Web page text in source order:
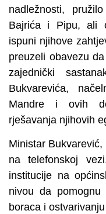
nadležnosti,
Bajrića i Pipu, ali
ispuni njihove
preuzeli obavezu
zajednički
Bukvarevića,
Mandre i ovih
rješavanja njihovih
Ministar
na telefonskoj
institucije na
nivou da pomognu
boraca i